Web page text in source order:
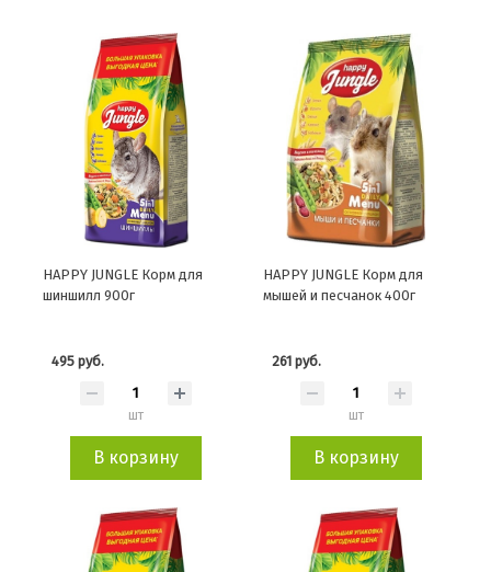
HAPPY JUNGLE Корм для
шиншилл 900г
495 руб.
шт
В корзину
HAPPY JUNGLE Корм для
мышей и песчанок 400г
261 руб.
шт
В корзину